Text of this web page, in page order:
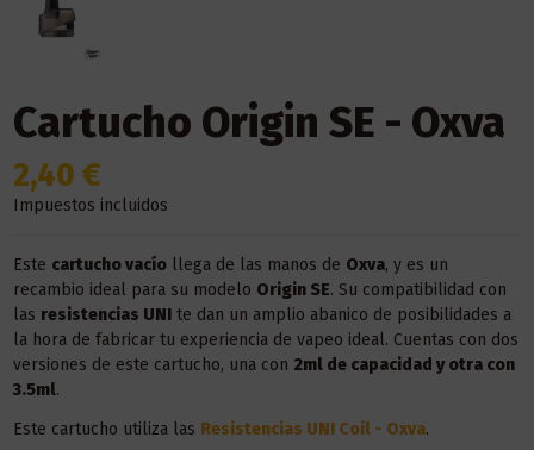
Cartucho Origin SE - Oxva
2,40 €
Impuestos incluidos
Este cartucho vacíollega de las manos de Oxva, y es un
recambio ideal para su modelo Origin SE. Su compatibilidad con
las resistencias UNIte dan un amplio abanico de posibilidades a
la hora de fabricar tu experiencia de vapeo ideal. Cuentas con dos
versiones de este cartucho, una con 2ml de capacidad y otra con
3.5ml.
Este cartucho utiliza las Resistencias UNI Coil - Oxva.